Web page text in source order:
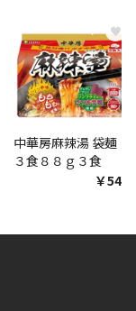
♥
中華房麻辣湯 袋麺
３食８８ｇ３食
￥548